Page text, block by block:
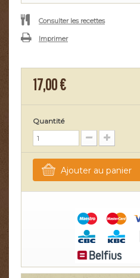
Consulter les recettes
Imprimer
17,00 €
Quantité
Ajouter au panier